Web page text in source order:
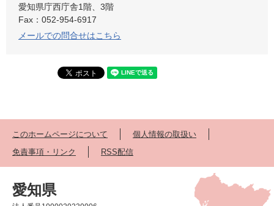
愛知県庁西庁舎1階、3階
Fax：052-954-6917
メールでの問合せはこちら
このホームページについて
個人情報の取扱い
免責事項・リンク
RSS配信
愛知県